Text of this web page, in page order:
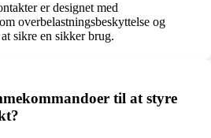
er designet med
overbelastningsbeskyttelse og
sikre en sikker brug.
til at styre